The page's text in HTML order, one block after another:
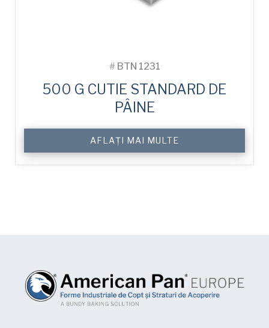
# BTN 1231
500 G CUTIE STANDARD DE
PÂINE
AFLAȚI MAI MULTE